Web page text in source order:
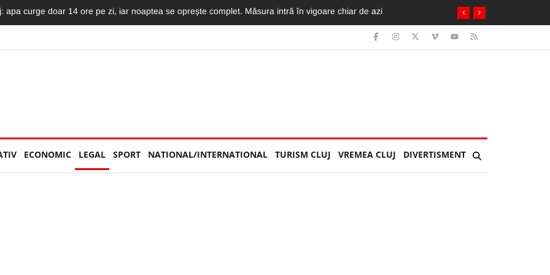
LIVE: Momentul în care motociclistul intră în plin într-un TIR și motocicleta ia foc. Imagini greu de privit
ECONOMIC LEGAL SPORT NATIONAL/INTERNATIONAL TURISM CLUJ VREMEA CLUJ DIVERTISMENT